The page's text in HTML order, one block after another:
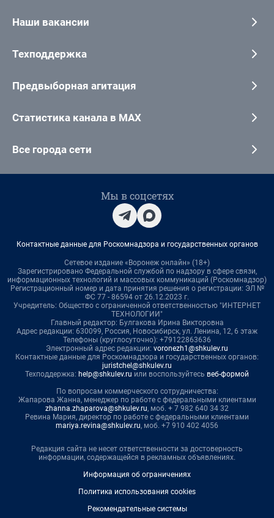
Наши вакансии
Техподдержка
Предвыборная агитация
Статистика канала в MAX
Все города сети
Мы в соцсетях
Контактные данные для Роскомнадзора и государственных органов
Сетевое издание «Воронеж онлайн» (18+)
Зарегистрировано Федеральной службой по надзору в сфере связи,
информационных технологий и массовых коммуникаций (Роскомнадзор)
Регистрационный номер и дата принятия решения о регистрации: ЭЛ №
ФС 77 - 86594 от 26.12.2023 г.
Учредитель: Общество с ограниченной ответственностью "ИНТЕРНЕТ
ТЕХНОЛОГИИ"
Главный редактор: Булгакова Ирина Викторовна
Адрес редакции: 630099, Россия, Новосибирск, ул. Ленина, 12, 6 этаж
Телефоны (круглосуточно): +79122863636
Электронный адрес редакции: voronezh1@shkulev.ru
Контактные данные для Роскомнадзора и государственных органов:
juristchel@shkulev.ru
Техподдержка: help@shkulev.ru или воспользуйтесь веб-формой
По вопросам коммерческого сотрудничества:
Жапарова Жанна, менеджер по работе с федеральными клиентами
zhanna.zhaparova@shkulev.ru, моб. + 7 982 640 34 32
Ревина Мария, директор по работе с федеральными клиентами
mariya.revina@shkulev.ru, моб. +7 910 402 4056
Редакция сайта не несет ответственности за достоверность
информации, содержащейся в рекламных объявлениях.
Информация об ограничениях
Политика использования cookies
Рекомендательные системы